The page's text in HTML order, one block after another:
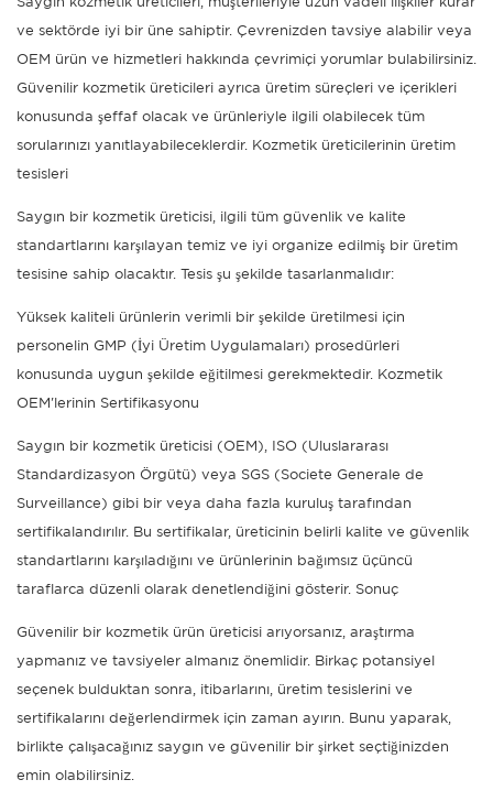
Saygın kozmetik üreticileri, müşterileriyle uzun vadeli ilişkiler kurar
ve sektörde iyi bir üne sahiptir. Çevrenizden tavsiye alabilir veya
OEM ürün ve hizmetleri hakkında çevrimiçi yorumlar bulabilirsiniz.
Güvenilir kozmetik üreticileri ayrıca üretim süreçleri ve içerikleri
konusunda şeffaf olacak ve ürünleriyle ilgili olabilecek tüm
sorularınızı yanıtlayabileceklerdir. Kozmetik üreticilerinin üretim
tesisleri
Saygın bir kozmetik üreticisi, ilgili tüm güvenlik ve kalite
standartlarını karşılayan temiz ve iyi organize edilmiş bir üretim
tesisine sahip olacaktır. Tesis şu şekilde tasarlanmalıdır:
Yüksek kaliteli ürünlerin verimli bir şekilde üretilmesi için
personelin GMP (İyi Üretim Uygulamaları) prosedürleri
konusunda uygun şekilde eğitilmesi gerekmektedir. Kozmetik
OEM'lerinin Sertifikasyonu
Saygın bir kozmetik üreticisi (OEM), ISO (Uluslararası
Standardizasyon Örgütü) veya SGS (Societe Generale de
Surveillance) gibi bir veya daha fazla kuruluş tarafından
sertifikalandırılır. Bu sertifikalar, üreticinin belirli kalite ve güvenlik
standartlarını karşıladığını ve ürünlerinin bağımsız üçüncü
taraflarca düzenli olarak denetlendiğini gösterir. Sonuç
Güvenilir bir kozmetik ürün üreticisi arıyorsanız, araştırma
yapmanız ve tavsiyeler almanız önemlidir. Birkaç potansiyel
seçenek bulduktan sonra, itibarlarını, üretim tesislerini ve
sertifikalarını değerlendirmek için zaman ayırın. Bunu yaparak,
birlikte çalışacağınız saygın ve güvenilir bir şirket seçtiğinizden
emin olabilirsiniz.